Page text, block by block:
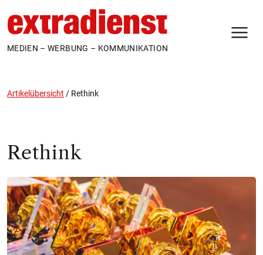
MEDIEN – WERBUNG – KOMMUNIKATION
Artikelübersicht / Rethink
Rethink